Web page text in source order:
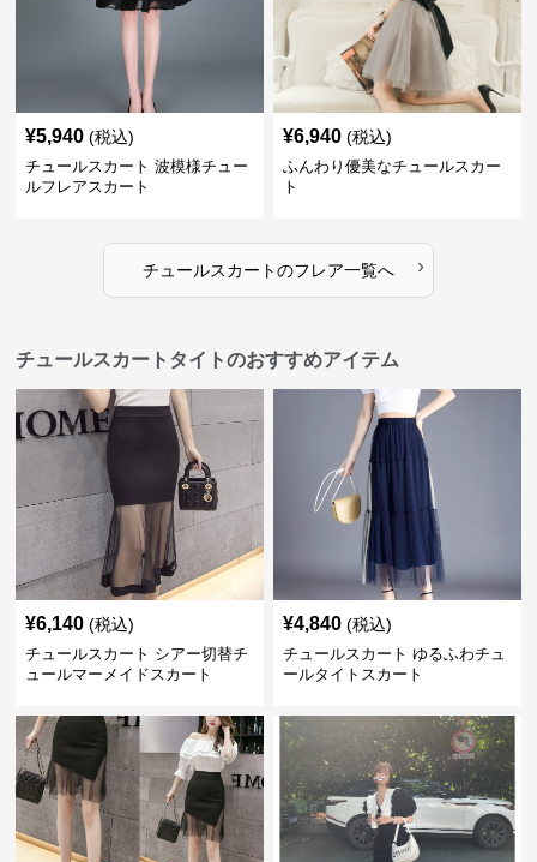
¥5,940 (税込)
チュールスカート 波模様チュー
ルフレアスカート
¥6,940 (税込)
ふんわり優美なチュールスカー
ト
チュールスカートのフレア一覧へ ›
チュールスカートタイトのおすすめアイテム
¥6,140 (税込)
チュールスカート シアー切替チ
ュールマーメイドスカート
¥4,840 (税込)
チュールスカート ゆるふわチュ
ールタイトスカート